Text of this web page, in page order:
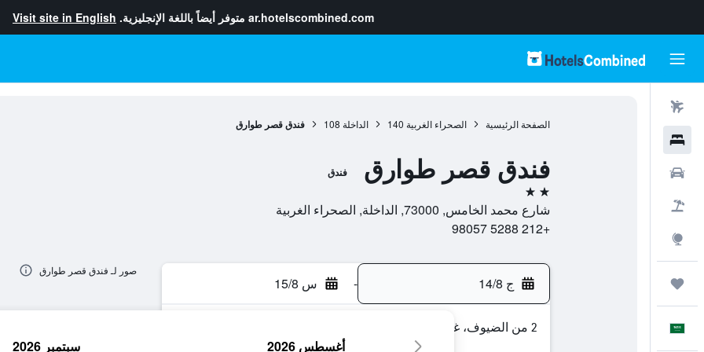
ar.hotelscombined.com متوفر أيضاً باللغة الإنجليزية. Visit site in English
الصفحة الرئيسية الصحراء الغربية 140 الداخلة 108 فندق قصر طوارق
فندق قصر طوارق فندق
2 نجمتين
شارع محمد الخامس, 73000, الداخلة, الصحراء الغربية
+212 5288 98057
ج 14/8 - س 15/8
2 من الضيوف، غرفة واحدة
صور لـ فندق قصر طوارق
أغسطس 2026 سبتمبر 2026